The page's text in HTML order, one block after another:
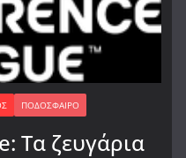
ΠΟΔΌΣΦΑΙΡΟ
Τα ζευγάρια